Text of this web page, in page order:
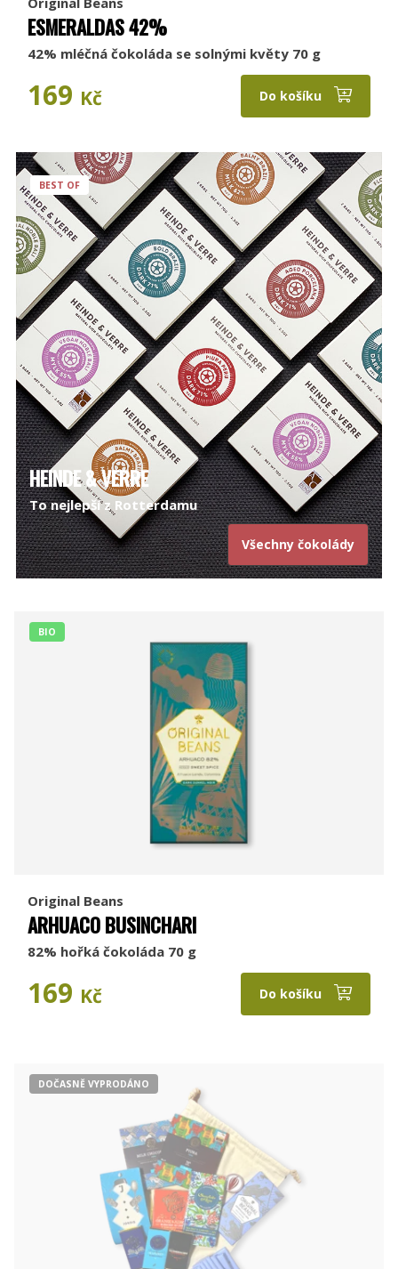
ESMERALDAS 42%
42% mléčná čokoláda se solnými květy 70 g
169 Kč Do košíku
BEST OF
HEINDE & VERRE
To nejlepší z Rotterdamu
Všechny čokolády
BIO
Original Beans
ARHUACO BUSINCHARI
82% hořká čokoláda 70 g
169 Kč Do košíku
DOČASNĚ VYPRODÁNO